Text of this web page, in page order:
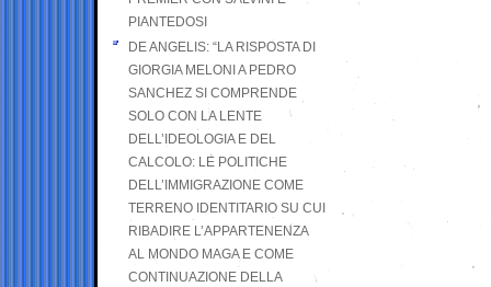
PIANTEDOSI
DE ANGELIS: “LA RISPOSTA DI
GIORGIA MELONI A PEDRO
SANCHEZ SI COMPRENDE
SOLO CON LA LENTE
DELL’IDEOLOGIA E DEL
CALCOLO: LE POLITICHE
DELL’IMMIGRAZIONE COME
TERRENO IDENTITARIO SU CUI
RIBADIRE L’APPARTENENZA
AL MONDO MAGA E COME
CONTINUAZIONE DELLA